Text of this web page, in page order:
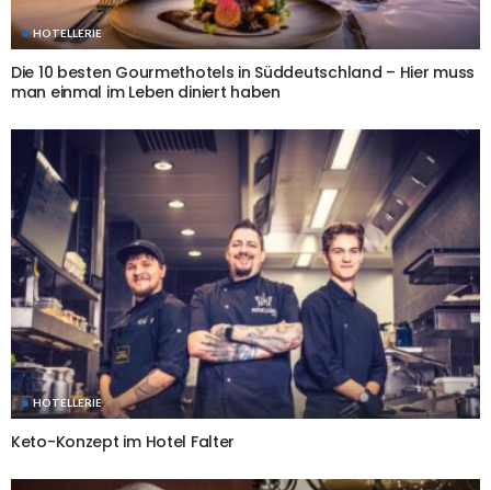
HOTELLERIE
Die 10 besten Gourmethotels in Süddeutschland – Hier muss
man einmal im Leben diniert haben
HOTELLERIE
Keto-Konzept im Hotel Falter